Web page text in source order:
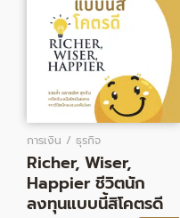
การเงิน / ธุรกิจ
Richer, Wiser,
Happier ชีวิตนัก
ลงทุนแบบนี้สิโคตรดี